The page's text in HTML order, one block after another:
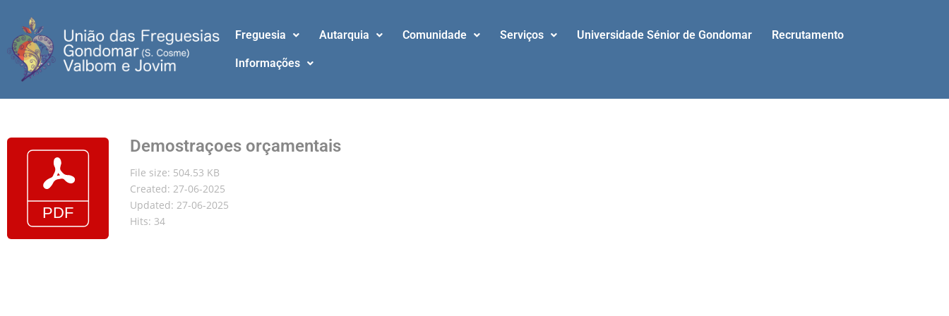
Freguesia Autarquia Comunidade Serviços Universidade Sénior de Gondomar Recrutamento
Informações
Demostraçoes orçamentais
File size: 504.53 KB
Created: 27-06-2025
Updated: 27-06-2025
Hits: 34